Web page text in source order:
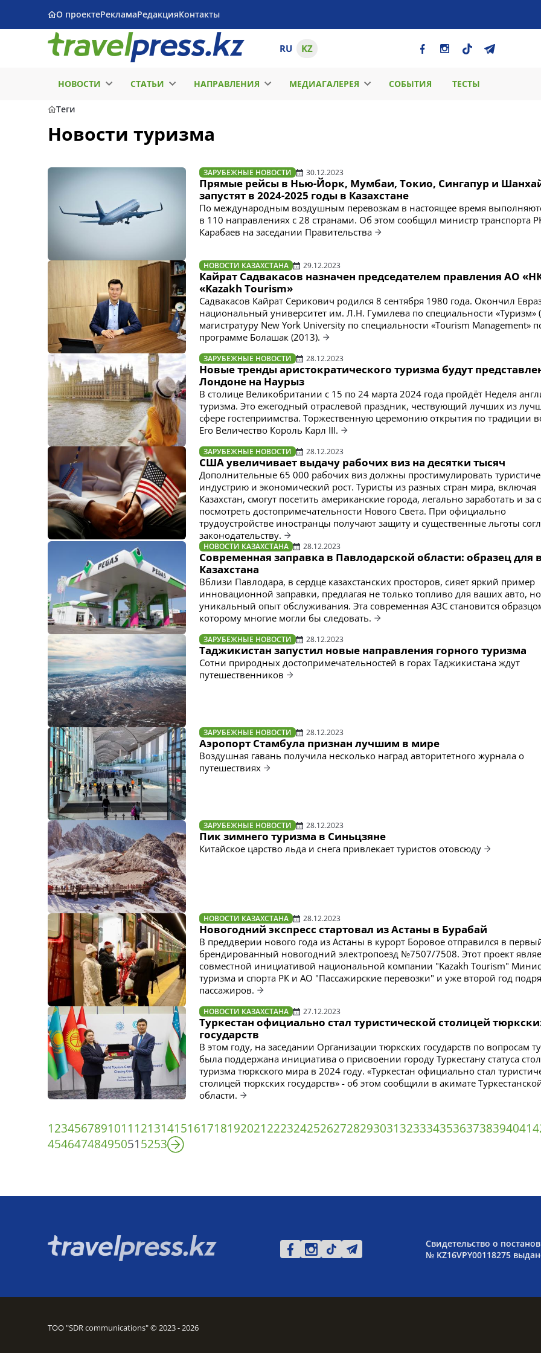
О проектеРекламаРедакцияКонтакты
RU KZ
НОВОСТИ СТАТЬИ НАПРАВЛЕНИЯ МЕДИАГАЛЕРЕЯ СОБЫТИЯ ТЕСТЫ
Теги
Новости туризма
ЗАРУБЕЖНЫЕ НОВОСТИ 30.12.2023
Прямые рейсы в Нью-Йорк, Мумбаи, Токио, Сингапур и
запустят в 2024-2025 годы в Казахстане
По международным воздушным перевозкам в настоящее время
в 110 направлениях с 28 странами. Об этом сообщил министр транспорта
Карабаев на заседании Правительства
НОВОСТИ КАЗАХСТАНА 29.12.2023
Кайрат Садвакасов назначен председателем правления АО
«Kazakh Tourism»
Садвакасов Кайрат Серикович родился 8 сентября 1980 года. Окончил
национальный университет им. Л.Н. Гумилева по специальности «Туризм»
магистратуру New York University по специальности «Tourism Management»
программе Болашак (2013).
ЗАРУБЕЖНЫЕ НОВОСТИ 28.12.2023
Новые тренды аристократического туризма будут
Лондоне на Наурыз
В столице Великобритании с 15 по 24 марта 2024 года пройдёт Неделя
туризма. Это ежегодный отраслевой праздник, чествующий лучших из
сфере гостеприимства. Торжественную церемонию открытия по традиции
Его Величество Король Карл III.
ЗАРУБЕЖНЫЕ НОВОСТИ 28.12.2023
США увеличивает выдачу рабочих виз на десятки тысяч
Дополнительные 65 000 рабочих виз должны простимулировать
индустрию и экономический рост. Туристы из разных стран мира, включая
Казахстан, смогут посетить американские города, легально заработать и за
посмотреть достопримечательности Нового Света. При официально
трудоустройстве иностранцы получают защиту и существенные льготы
законодательству.
НОВОСТИ КАЗАХСТАНА 28.12.2023
Современная заправка в Павлодарской области: образец для
Казахстана
Вблизи Павлодара, в сердце казахстанских просторов, сияет яркий пример
инновационной заправки, предлагая не только топливо для ваших авто,
уникальный опыт обслуживания. Эта современная АЗС становится
которому многие могли бы следовать.
ЗАРУБЕЖНЫЕ НОВОСТИ 28.12.2023
Таджикистан запустил новые направления горного туризма
Сотни природных достопримечательностей в горах Таджикистана ждут
путешественников
ЗАРУБЕЖНЫЕ НОВОСТИ 28.12.2023
Аэропорт Стамбула признан лучшим в мире
Воздушная гавань получила несколько наград авторитетного журнала о
путешествиях
ЗАРУБЕЖНЫЕ НОВОСТИ 28.12.2023
Пик зимнего туризма в Синьцзяне
Китайское царство льда и снега привлекает туристов отовсюду
НОВОСТИ КАЗАХСТАНА 28.12.2023
Новогодний экспресс стартовал из Астаны в Бурабай
В преддверии нового года из Астаны в курорт Боровое отправился в
брендированный новогодний электропоезд №7507/7508. Этот проект
совместной инициативой национальной компании "Kazakh Tourism"
туризма и спорта РК и АО "Пассажирские перевозки" и уже второй год
пассажиров.
НОВОСТИ КАЗАХСТАНА 27.12.2023
Туркестан официально стал туристической столицей
государств
В этом году, на заседании Организации тюркских государств по вопросам
была поддержана инициатива о присвоении городу Туркестану статуса
туризма тюркского мира в 2024 году. «Туркестан официально стал
столицей тюркских государств» - об этом сообщили в акимате
области.
1234567891011 121314151617181920212223242526272829303132333435363738394041
454647484950515253
Свидетельство о
№ KZ16VPY00118275
ТОО "SDR communications" © 2023 - 2026